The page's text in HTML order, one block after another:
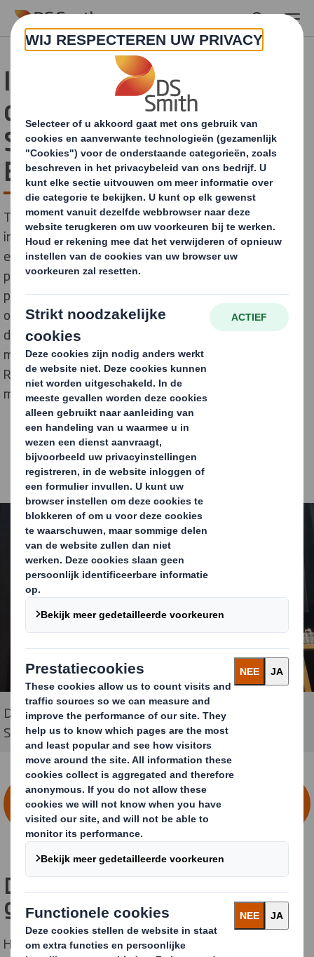
Skip to main content
Innovatieve
drankverpakking 'DS
Smith Lift Up' schittert op
Empack
Tijdens de Empack presenteerde DS Smith de
innovatieve verpakkingsoplossing 'DS Smith Lift Up',
een duurzame en volledig recyclebare vervanger voor
plastic krimpfolie in multipacks van PET-flessen. In de
presentatie ‘Van marktinzicht tot prijswinnend
ontwerp’ werd het publiek meegenomen in het traject
dat leidde tot deze bekroonde innovatie: van
marktonderzoek en trendanalyse tot een intensief
R&D-proces en samenwerking met
machinefabrikanten.
DS Smith demonstreert de robuustheid van de DS
Smith Lift Up op de Empack verpakkingsbeurs
NEEM CONTACT OP VOOR MEER
INFORMATIE
DS Smith Lift Up: een
gamechanger voor multipacks
Het resultaat van dit R&D-traject is de 'DS Smith Lift